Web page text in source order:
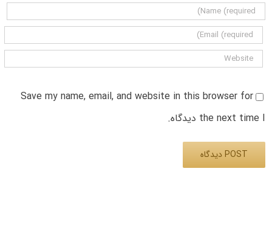
Save my name, email, and website in this browser for
the next time I دیدگاه.